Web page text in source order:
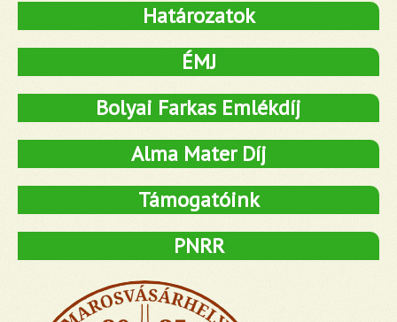
Határozatok
ÉMJ
Bolyai Farkas Emlékdíj
Alma Mater Díj
Támogatóink
PNRR